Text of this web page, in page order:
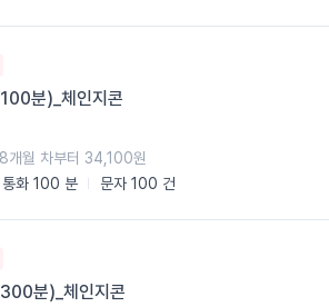
분)_체인지콘
통화 100 분 문자 100 건
개월 차부터 34,100원
분)_체인지콘